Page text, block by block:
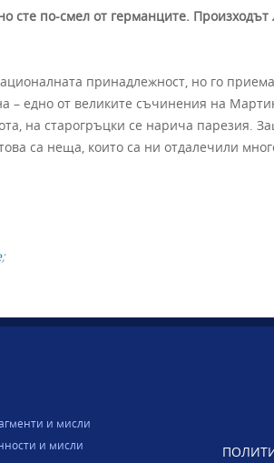
сте по-смел от германците.
принадлежност, но го
– едно от великите съчинения на
на старогръцки се нарича парезия.
са неща, които са ни отдалечили
;
и мисли
и мисли